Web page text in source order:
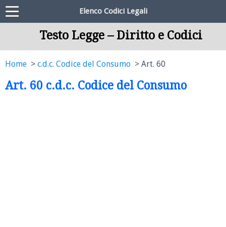
Elenco Codici Legali
Testo Legge – Diritto e Codici
Home c.d.c. Codice del Consumo Art. 60
Art. 60 c.d.c. Codice del Consumo